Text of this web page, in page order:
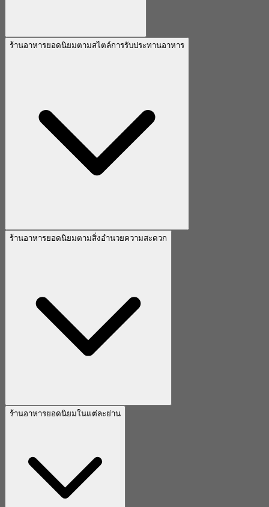
ร้านอาหารยอดนิยมตามสไตล์การรับประทานอาหาร
ร้านอาหารยอดนิยมตามสิ่งอำนวยความสะดวก
ร้านอาหารยอดนิยมในแต่ละย่าน